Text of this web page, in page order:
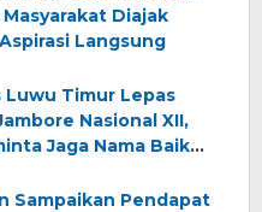
Diajak
Langsung
Luwu Timur Lepas
Nasional XII,
Jaga Nama Baik
Sampaikan Pendapat